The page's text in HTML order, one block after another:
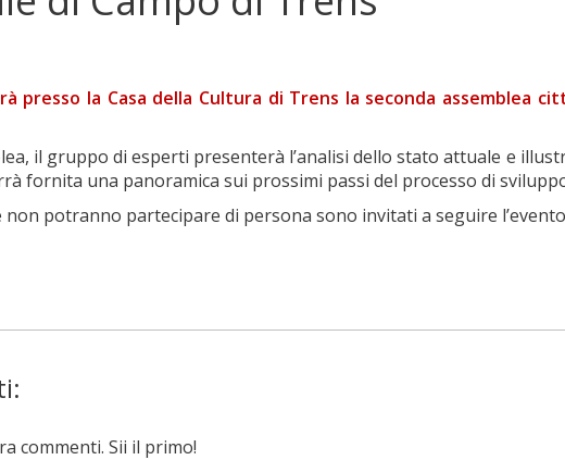
presso la Casa della Cultura di Trens la seconda assemblea
il gruppo di esperti presenterà l’analisi dello stato attuale e
fornita una panoramica sui prossimi passi del processo di
non potranno partecipare di persona sono invitati a seguire
commenti. Sii il primo!